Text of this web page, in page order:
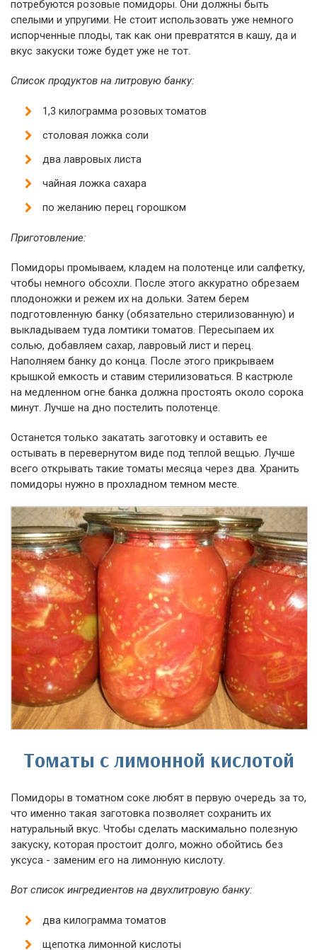
потребуются розовые помидоры. Они должны быть
спелыми и упругими. Не стоит использовать уже немного
испорченные плоды, так как они превратятся в кашу, да и
вкус закуски тоже будет уже не тот.
Список продуктов на литровую банку:
1,3 килограмма розовых томатов
столовая ложка соли
два лавровых листа
чайная ложка сахара
по желанию перец горошком
Приготовление:
Помидоры промываем, кладем на полотенце или салфетку,
чтобы немного обсохли. После этого аккуратно обрезаем
плодоножки и режем их на дольки. Затем берем
подготовленную банку (обязательно стерилизованную) и
выкладываем туда ломтики томатов. Пересыпаем их
солью, добавляем сахар, лавровый лист и перец.
Наполняем банку до конца. После этого прикрываем
крышкой емкость и ставим стерилизоваться. В кастрюле
на медленном огне банка должна простоять около сорока
минут. Лучше на дно постелить полотенце.
Останется только закатать заготовку и оставить ее
остывать в перевернутом виде под теплой вещью. Лучше
всего открывать такие томаты месяца через два. Хранить
помидоры нужно в прохладном темном месте.
Томаты с лимонной кислотой
Помидоры в томатном соке любят в первую очередь за то,
что именно такая заготовка позволяет сохранить их
натуральный вкус. Чтобы сделать маскимально полезную
закуску, которая простоит долго, можно обойтись без
уксуса - заменим его на лимонную кислоту.
Вот список ингредиентов на двухлитровую банку:
два килограмма томатов
щепотка лимонной кислоты